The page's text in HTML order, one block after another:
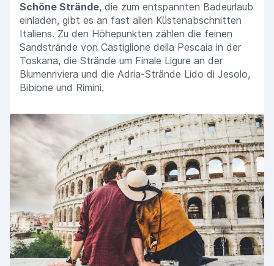
Schöne Strände, die zum entspannten Badeurlaub
einladen, gibt es an fast allen Küstenabschnitten
Italiens. Zu den Höhepunkten zählen die feinen
Sandstrände von Castiglione della Pescaia in der
Toskana, die Strände um Finale Ligure an der
Blumenriviera und die Adria-Strände Lido di Jesolo,
Bibione und Rimini.